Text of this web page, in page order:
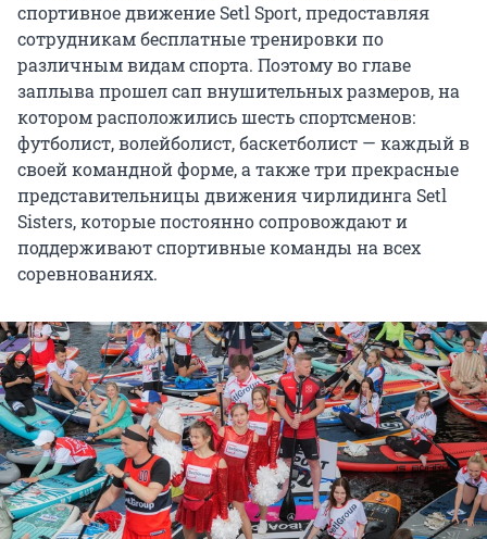
спортивное движение Setl Sport, предоставляя
сотрудникам бесплатные тренировки по
различным видам спорта. Поэтому во главе
заплыва прошел сап внушительных размеров, на
котором расположились шесть спортсменов:
футболист, волейболист, баскетболист — каждый в
своей командной форме, а также три прекрасные
представительницы движения чирлидинга Setl
Sisters, которые постоянно сопровождают и
поддерживают спортивные команды на всех
соревнованиях.